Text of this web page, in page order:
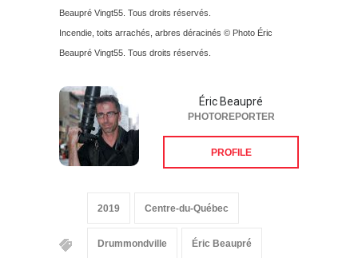
Beaupré Vingt55. Tous droits réservés.
Incendie, toits arrachés, arbres déracinés © Photo Éric
Beaupré Vingt55. Tous droits réservés.
Éric Beaupré
PHOTOREPORTER
PROFILE
2019 Centre-du-Québec
Drummondville Éric Beaupré